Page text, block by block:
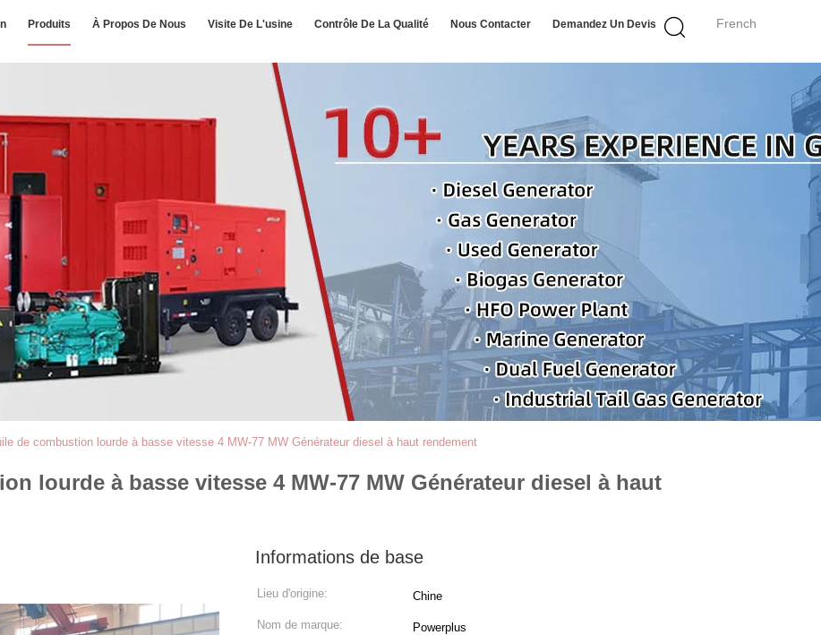
French
Produits À Propos De Nous Visite De L'usine Contrôle De La Qualité Nous Contacter Demandez Un Devis
de combustion lourde à basse vitesse 4 MW-77 MW Générateur diesel à haut rendement
lourde à basse vitesse 4 MW-77 MW Générateur diesel à haut
Informations de base
Lieu d'origine: Chine
Nom de marque: Powerplus